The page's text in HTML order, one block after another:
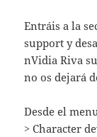
Entráis a la
support y
nVidia Riva
no os dejará
Desde el
> Character